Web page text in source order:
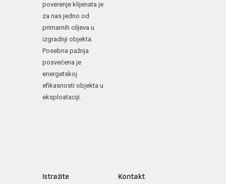
poverenje klijenata je
za nas jedno od
primarnih ciljeva u
izgradnji objekta.
Posebna pažnja
posvećena je
energetskoj
efikasnosti objekta u
eksploataciji.
Istražite Kontakt